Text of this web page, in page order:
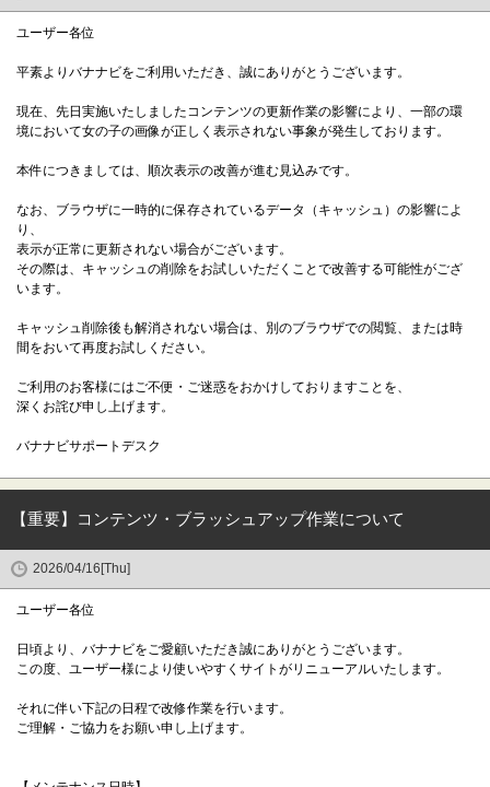
ユーザー各位
平素よりバナナビをご利用いただき、誠にありがとうございます。
現在、先日実施いたしましたコンテンツの更新作業の影響により、一部の環
境において女の子の画像が正しく表示されない事象が発生しております。
本件につきましては、順次表示の改善が進む見込みです。
なお、ブラウザに一時的に保存されているデータ（キャッシュ）の影響によ
り、
表示が正常に更新されない場合がございます。
その際は、キャッシュの削除をお試しいただくことで改善する可能性がござ
います。
キャッシュ削除後も解消されない場合は、別のブラウザでの閲覧、または時
間をおいて再度お試しください。
ご利用のお客様にはご不便・ご迷惑をおかけしておりますことを、
深くお詫び申し上げます。
バナナビサポートデスク
【重要】コンテンツ・ブラッシュアップ作業について
2026/04/16[Thu]
ユーザー各位
日頃より、バナナビをご愛顧いただき誠にありがとうございます。
この度、ユーザー様により使いやすくサイトがリニューアルいたします。
それに伴い下記の日程で改修作業を行います。
ご理解・ご協力をお願い申し上げます。